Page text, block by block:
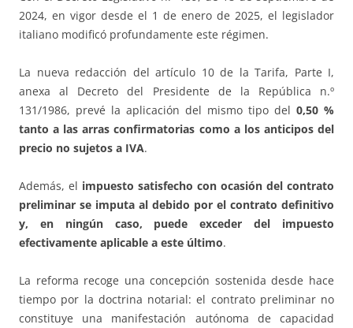
2024, en vigor desde el 1 de enero de 2025, el legislador
italiano modificó profundamente este régimen.
La nueva redacción del artículo 10 de la Tarifa, Parte I,
anexa al Decreto del Presidente de la República n.º
131/1986, prevé la aplicación del mismo tipo del 0,50 %
tanto a las arras confirmatorias como a los anticipos del
precio no sujetos a IVA.
Además, el impuesto satisfecho con ocasión del contrato
preliminar se imputa al debido por el contrato definitivo
y, en ningún caso, puede exceder del impuesto
efectivamente aplicable a este último.
La reforma recoge una concepción sostenida desde hace
tiempo por la doctrina notarial: el contrato preliminar no
constituye una manifestación autónoma de capacidad